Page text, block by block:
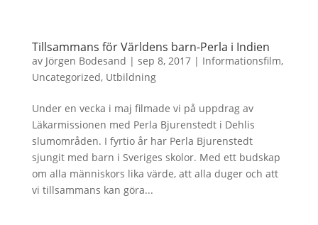
Tillsammans för Världens barn-Perla i Indien
av Jörgen Bodesand | sep 8, 2017| Informationsfilm,
Uncategorized, Utbildning
Under en vecka i maj filmade vi på uppdrag av
Läkarmissionen med Perla Bjurenstedt i Dehlis
slumområden. I fyrtio år har Perla Bjurenstedt
sjungit med barn i Sveriges skolor. Med ett budskap
om alla människors lika värde, att alla duger och att
vi tillsammans kan göra...